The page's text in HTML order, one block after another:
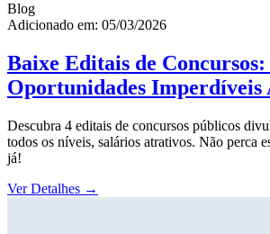
Blog
Adicionado em: 05/03/2026
Baixe Editais de Concursos:
Oportunidades Imperdíveis
Descubra 4 editais de concursos públicos
todos os níveis, salários atrativos. Não perca
já!
Ver Detalhes →